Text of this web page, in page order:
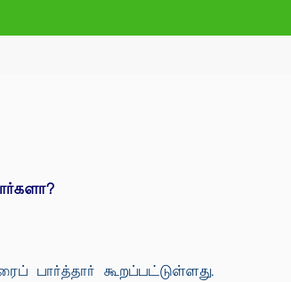
பார்த்தார் கூறப்பட்டுள்ளது.